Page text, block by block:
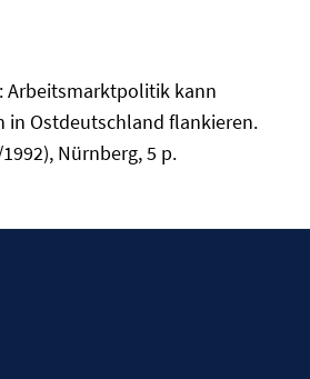
Arbeitsmarktpolitik kann
in Ostdeutschland flankieren.
Nürnberg, 5 p.